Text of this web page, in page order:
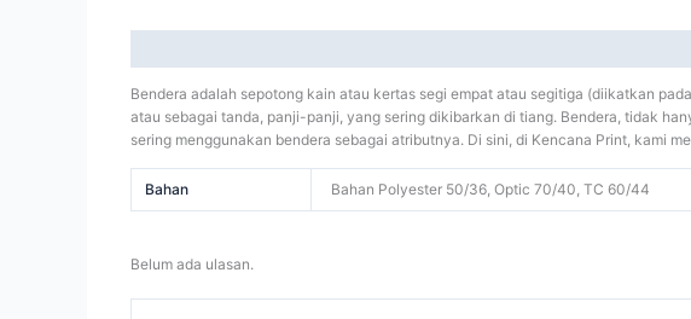
Bendera adalah sepotong kain atau kertas segi empat atau segitiga (diikatkan
atau sebagai tanda, panji-panji, yang sering dikibarkan di tiang. Bendera, tidak
sering menggunakan bendera sebagai atributnya. Di sini, di Kencana Print, kami
Bahan Bahan Polyester 50/36, Optic 70/40, TC 60/44
Belum ada ulasan.